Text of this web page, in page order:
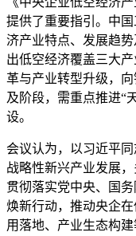
提供了重要指引。中
济产业特点、发展趋
出低空经济覆盖三大
革与产业转型升级，
及阶段，需重点推进“
设。
会议认为，以习近平
战略性新兴产业发展
贯彻落实党中央、国
焕新行动，推动央企
用落地、产业生态构